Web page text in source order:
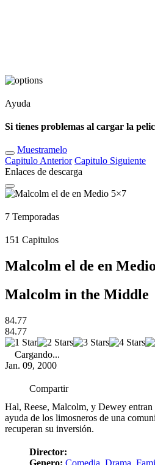
Ayuda
Si tienes problemas al cargar la
Muestramelo
Capitulo Anterior Capitulo Siguiente
Enlaces de descarga
7 Temporadas
151 Capitulos
Malcolm el de en
Malcolm in the Middle
84.77
84.77
Cargando...
Jan. 09, 2000
Compartir
Hal, Reese, Malcolm, y Dewey
ayuda de los limosneros de una
recuperan su inversión.
Director:
Genero: Comedia, Drama,